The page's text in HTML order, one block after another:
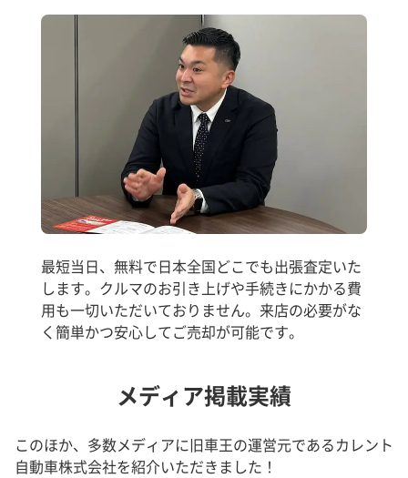
最短当日、無料で日本全国どこでも出張査定いた
します。クルマのお引き上げや手続きにかかる費
用も一切いただいておりません。来店の必要がな
く簡単かつ安心してご売却が可能です。
メディア掲載実績
このほか、多数メディアに旧車王の運営元であるカレント
自動車株式会社を紹介いただきました！